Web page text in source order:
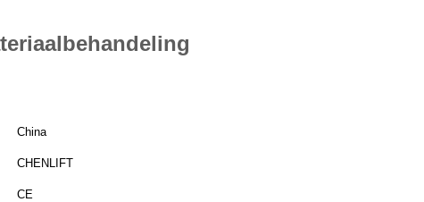
China
CHENLIFT
CE